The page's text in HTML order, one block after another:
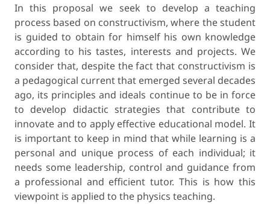
In this proposal we seek to develop a teaching
process based on constructivism, where the student
is guided to obtain for himself his own knowledge
according to his tastes, interests and projects. We
consider that, despite the fact that constructivism is
a pedagogical current that emerged several decades
ago, its principles and ideals continue to be in force
to develop didactic strategies that contribute to
innovate and to apply effective educational model. It
is important to keep in mind that while learning is a
personal and unique process of each individual; it
needs some leadership, control and guidance from
a professional and efficient tutor. This is how this
viewpoint is applied to the physics teaching.